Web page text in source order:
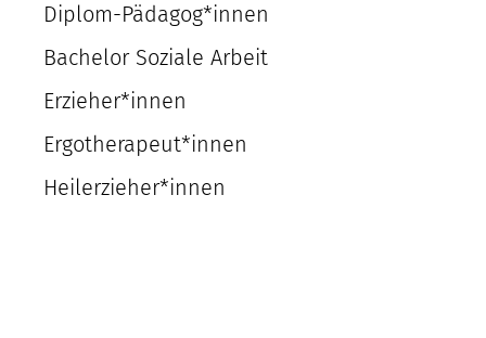
Diplom-Pädagog*innen
Bachelor Soziale Arbeit
Erzieher*innen
Ergotherapeut*innen
Heilerzieher*innen